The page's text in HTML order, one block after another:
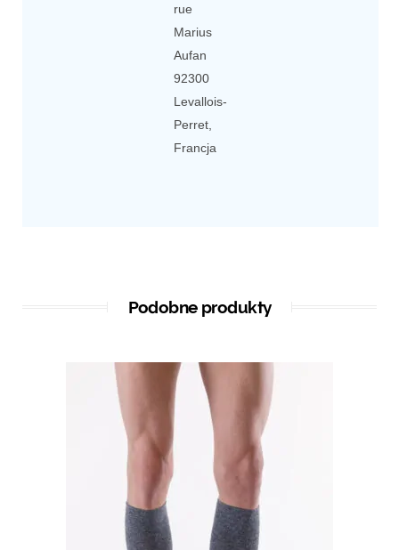
rue
Marius
Aufan
92300
Levallois-
Perret,
Francja
Podobne produkty